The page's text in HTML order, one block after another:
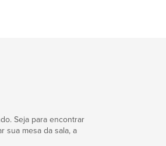
Seja para encontrar
sua mesa da sala, a